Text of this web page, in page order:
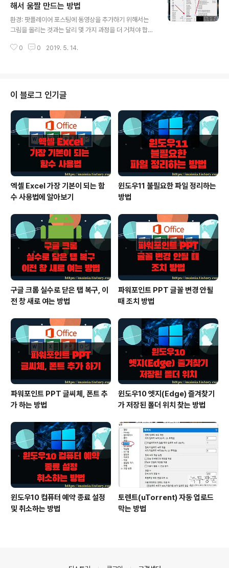
취도 가능합니다. 영어 공부하시는 분들도 많이 활용하는
방법입니다. ▼ 먼저 기존에 추가되어 있는 라디오 방송 주
소를 선택해서 들어 보도록 하겠습니다. 다음 팟플레이어
를 실행하고 오른쪽 마우스를 눌러 [열기] > [주소 열기] 메
뉴를 선택합니다. ▼ 주소 열기 대화창에는 주소 파일 목록
해서 움짤 만드는 방법
환경: 팟플레이어 포스팅에 동영상을 추가하기 위해서는
그림을 올리는 것과는 달리 몇 가지 과정을 더 거쳐야 합니
을 올리고 링크 주소를 포스팅에 추가해야 합니다. 만약 짧
다. ▼ 오늘 소개할 방법은 동영상 플레이어를 이용해서 찍
은 영상을 움짤로 만드는 것입니다. 다음 팟 플레이어를 이
용해서 연속 영상을 캡처한 후 여러 이미지를 합쳐서 GIF
움짤을 만드는 것입니다. 먼저 움짤 작업용 동영상을 팟 플
레이어로 실행합니다. 그리고 화면에서 오른 마우스를 눌
러 [영상] > [영상 캡처] > ..
0 0 2019. 5. 14.
이 블로그 인기글
엑셀 Excel 가장 기본이 되는 함
수 사용법에 알아보기
윈도우11 불필요한 파일 정리하는
방법
구글 크롬 실수로 닫은 탭 복구, 이
전 창 새로 여는 방법
파워포인트 PPT 글꼴 변경 안될
때 조치 방법
파워포인트 PPT 글씨체, 폰트 추
가 하는 방법
윈도우10 엣지(Edge) 즐겨찾기
가 저장된 폴더 위치 찾는 방법
윈도우10 컴퓨터 예약 종료 설정
및 취소하는 방법
토렌트(uTorrent) 자동 업로드
막는 방법